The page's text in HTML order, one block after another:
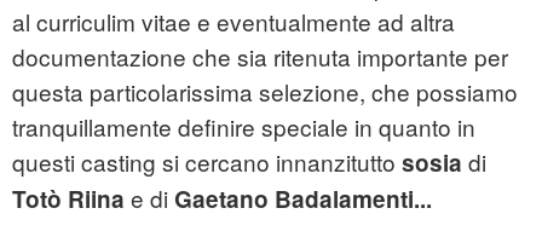
al curriculim vitae e eventualmente ad altra
documentazione che sia ritenuta importante per
questa particolarissima selezione, che possiamo
tranquillamente definire speciale in quanto in
questi casting si cercano innanzitutto sosia di
Totò Riina e di Gaetano Badalamenti...